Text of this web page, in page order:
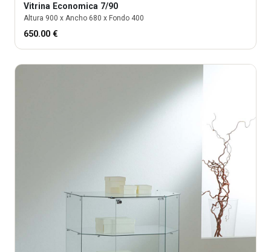
Vitrina Economica 7/90
Altura 900 x Ancho 680 x Fondo 400
650.00 €